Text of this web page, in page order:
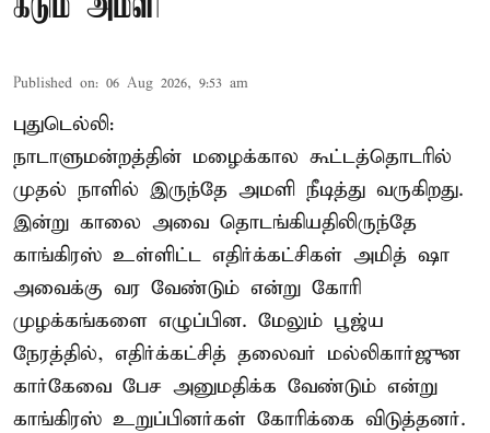
கடும் அமளி
Published on: 06 Aug 2026, 9:53 am
புதுடெல்லி:
நாடாளுமன்றத்தின் மழைக்கால கூட்டத்தொடரில்
முதல் நாளில் இருந்தே அமளி நீடித்து வருகிறது.
இன்று காலை அவை தொடங்கியதிலிருந்தே
காங்கிரஸ் உள்ளிட்ட எதிர்க்கட்சிகள் அமித் ஷா
அவைக்கு வர வேண்டும் என்று கோரி
முழக்கங்களை எழுப்பின. மேலும் பூஜ்ய
நேரத்தில், எதிர்க்கட்சித் தலைவர் மல்லிகார்ஜுன
கார்கேவை பேச அனுமதிக்க வேண்டும் என்று
காங்கிரஸ் உறுப்பினர்கள் கோரிக்கை விடுத்தனர்.